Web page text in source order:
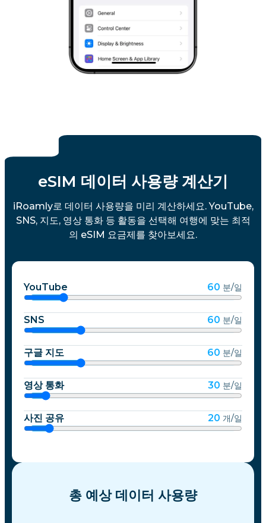
eSIM 데이터 사용량 계산기
iRoamly로 데이터 사용량을 미리 계산하세요. YouTube,
SNS, 지도, 영상 통화 등 활동을 선택해 여행에 맞는 최적
의 eSIM 요금제를 찾아보세요.
YouTube 60 분/일
SNS 60 분/일
구글 지도 60 분/일
영상 통화 30 분/일
사진 공유 20 개/일
총 예상 데이터 사용량